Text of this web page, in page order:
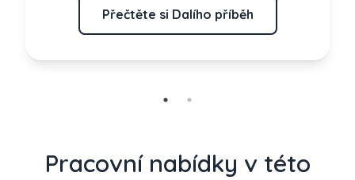
Přečtěte si Dalího příběh
Pracovní nabídky v této